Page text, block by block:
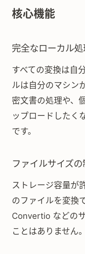
核心機能
完全なローカル処
すべての変換は自
ルは自分のマシン
密文書の処理や、
ップロードしたく
です。
ファイルサイズ
ストレージ容量が
のファイルを変換
Convertio などの
ことはありません。